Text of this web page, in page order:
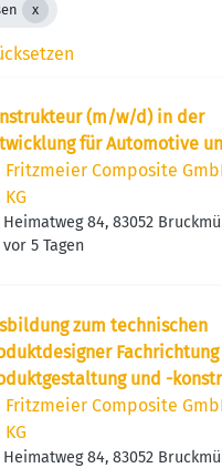
(m/w/d) in der
für Automotive
Fritzmeier Composite
KG
Heimatweg 84, 83052
Deutschland
:
vor 5 Tagen
zum technischen
Fachrichtung
und -
w/d)
Fritzmeier Composite
KG
Heimatweg 84, 83052